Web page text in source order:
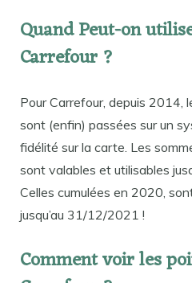
Quand Peut-on
Carrefour ?
Pour Carrefour, depuis 2014,
sont (enfin) passées sur un
fidélité sur la carte. Les
sont valables et utilisables
Celles cumulées en 2020,
jusqu’au 31/12/2021 !
Comment voir les